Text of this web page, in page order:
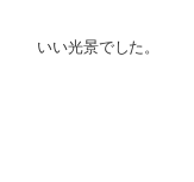
いい光景でした。